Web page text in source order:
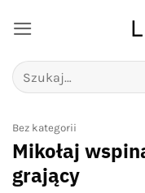
do
Szukaj:
Bez kategorii
Mikołaj
grający